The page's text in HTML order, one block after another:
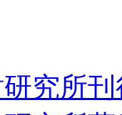
究所